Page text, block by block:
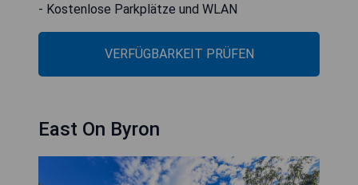
- Kostenlose Parkplätze und WLAN
VERFÜGBARKEIT PRÜFEN
East On Byron